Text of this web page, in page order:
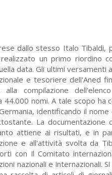
dallo stesso Italo Tibaldi,
un primo riordino
data. Gli ultimi versamenti
e tesoriere dell'Aned
alla compilazione
nomi. A tale scopo ha
identificando il
La documentazione
attiene ai risultati, e in
e all'attività svolta da
con il Comitato
nazionali e internazionali.